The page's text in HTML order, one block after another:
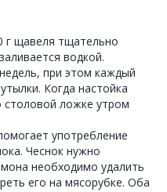
г щавеля тщательно
водкой.
при этом каждый
Когда настойка
ложке утром
употребление
Чеснок нужно
необходимо удалить
его на мясорубке. Оба